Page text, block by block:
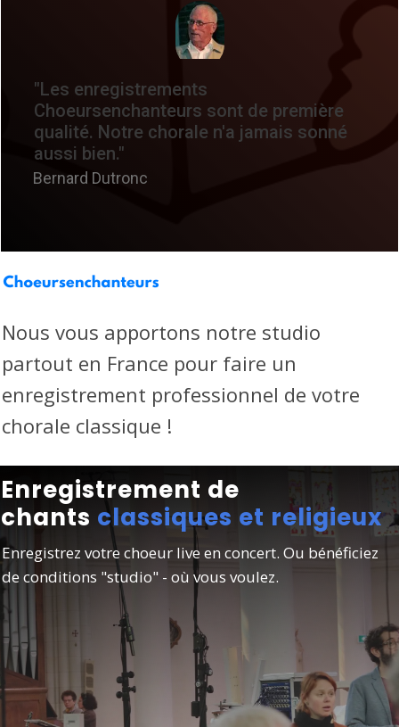
"Les enregistrements
Choeursenchanteurs sont de première
qualité. Notre chorale n'a jamais sonné
aussi bien."
Bernard Dutronc
Nous vous apportons notre studio
partout en France pour faire un
enregistrement professionnel de votre
chorale classique !
Enregistrement de
chants classiques et religieux
Enregistrez votre choeur live en concert. Ou bénéficiez
de conditions "studio" - où vous voulez.